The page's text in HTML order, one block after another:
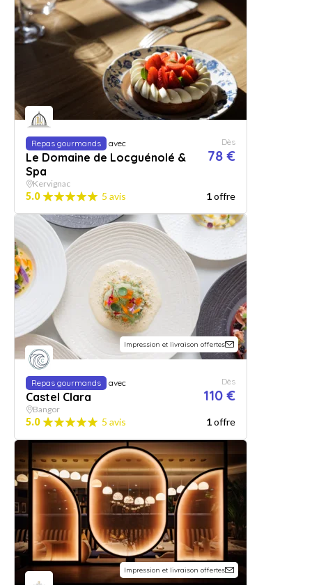
Repas gourmands avec
Le Domaine de Locguénolé &
Spa
Dès
78 €
Kervignac
5.0 5 avis 1offre
Impression et livraison offertes
Repas gourmands avec
Castel Clara
Dès
110 €
Bangor
5.0 5 avis 1offre
Impression et livraison offertes